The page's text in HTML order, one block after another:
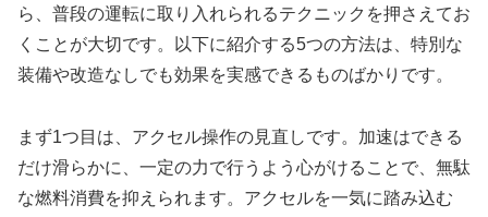
ら、普段の運転に取り入れられるテクニックを押さえてお
くことが大切です。以下に紹介する5つの方法は、特別な
装備や改造なしでも効果を実感できるものばかりです。
まず1つ目は、アクセル操作の見直しです。加速はできる
だけ滑らかに、一定の力で行うよう心がけることで、無駄
な燃料消費を抑えられます。アクセルを一気に踏み込む